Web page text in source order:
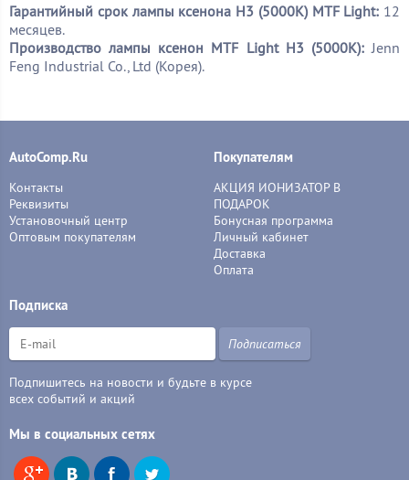
Гарантийный срок лампы ксенона H3 (5000K) MTF Light: 12
месяцев.
Производство лампы ксенон MTF LightH3 (5000K):Jenn
Feng Industrial Co., Ltd (Корея).
AutoComp.Ru
Контакты
Реквизиты
Установочный центр
Оптовым покупателям
Покупателям
АКЦИЯ ИОНИЗАТОР В
ПОДАРОК
Бонусная программа
Личный кабинет
Доставка
Оплата
Подписка
Подписаться
Подпишитесь на новости и будьте в курсе
всех событий и акций
Мы в социальных сетях